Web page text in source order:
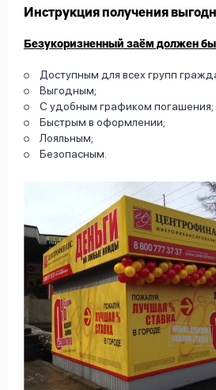
Инструкция получения
Безукоризненный заём должен
Доступным для всех групп
Выгодным;
С удобным графиком погашения;
Быстрым в оформлении;
Лояльным;
Безопасным.